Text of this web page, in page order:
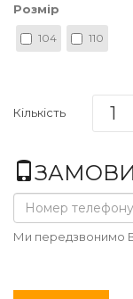
Розмір
104 110
Кількість
Ми передзвонимо